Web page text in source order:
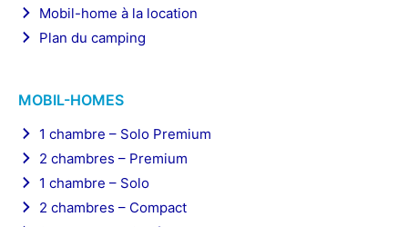
Mobil-home à la location
Plan du camping
MOBIL-HOMES
1 chambre – Solo Premium
2 chambres – Premium
1 chambre – Solo
2 chambres – Compact